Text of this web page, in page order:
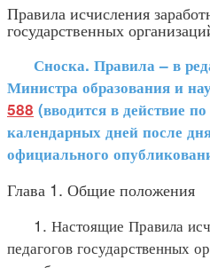
Правила исчисления
государственных
Сноска. Правила – в
Министра образования и
588 (вводится в действие
календарных дней после
официального
Глава 1. Общие положения
1. Настоящие Правила
педагогов государственных